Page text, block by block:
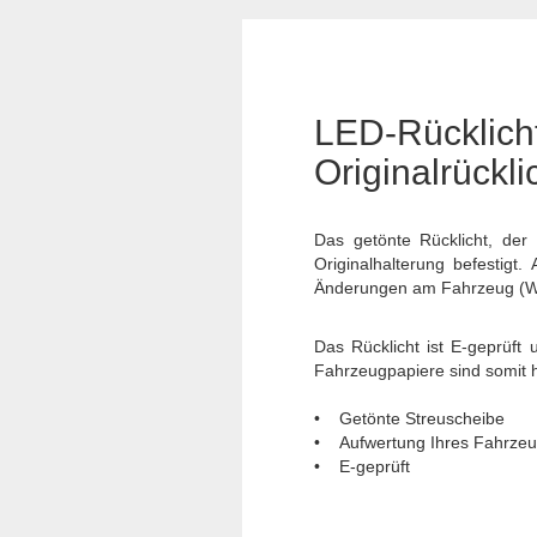
LED-
Das getönte Rücklicht,
Originalhalterung
Änderungen am Fahrzeug
Das Rücklicht ist E-geprüft
Fahrzeugpapiere sind somit
• Getönte Streuscheibe
• Aufwertung Ihres
• E-geprüft